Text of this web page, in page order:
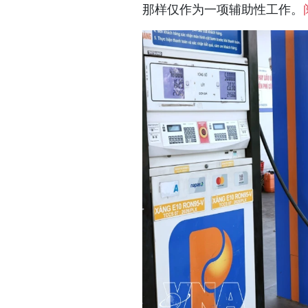
那样仅作为一项辅助性工作。